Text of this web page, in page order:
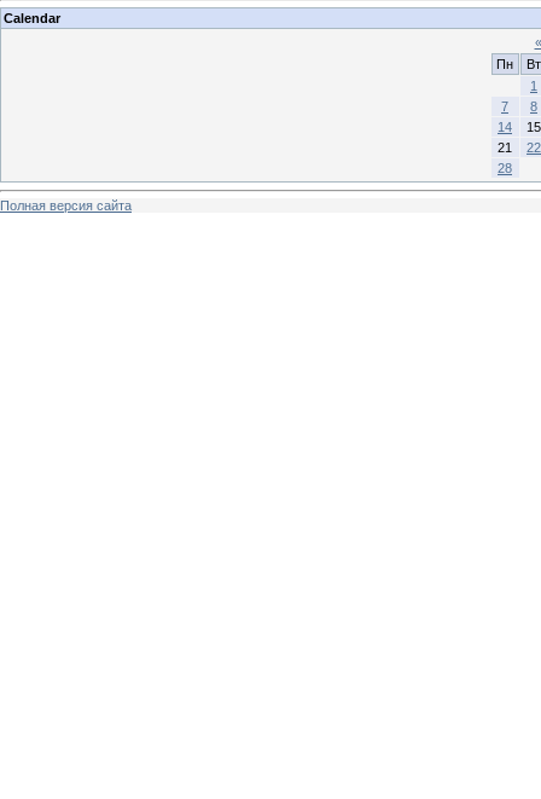
Calendar
«
Пн
Вт
1
7
8
14
15
21
22
28
Полная версия сайта